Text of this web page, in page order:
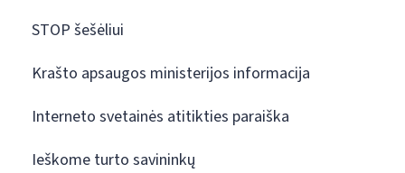
STOP šešėliui
Krašto apsaugos ministerijos informacija
Interneto svetainės atitikties paraiška
Ieškome turto savininkų